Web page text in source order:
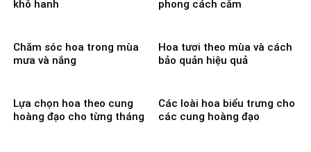
khô hanh
phong cách cắm
Chăm sóc hoa trong mùa
mưa và nắng
Hoa tươi theo mùa và cách
bảo quản hiệu quả
Lựa chọn hoa theo cung
hoàng đạo cho từng tháng
Các loài hoa biểu trưng cho
các cung hoàng đạo